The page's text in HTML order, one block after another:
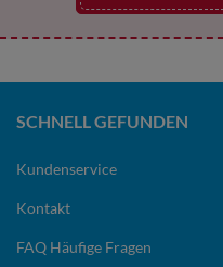
SCHNELL GEFUNDEN
Kundenservice
Kontakt
FAQ Häufige Fragen